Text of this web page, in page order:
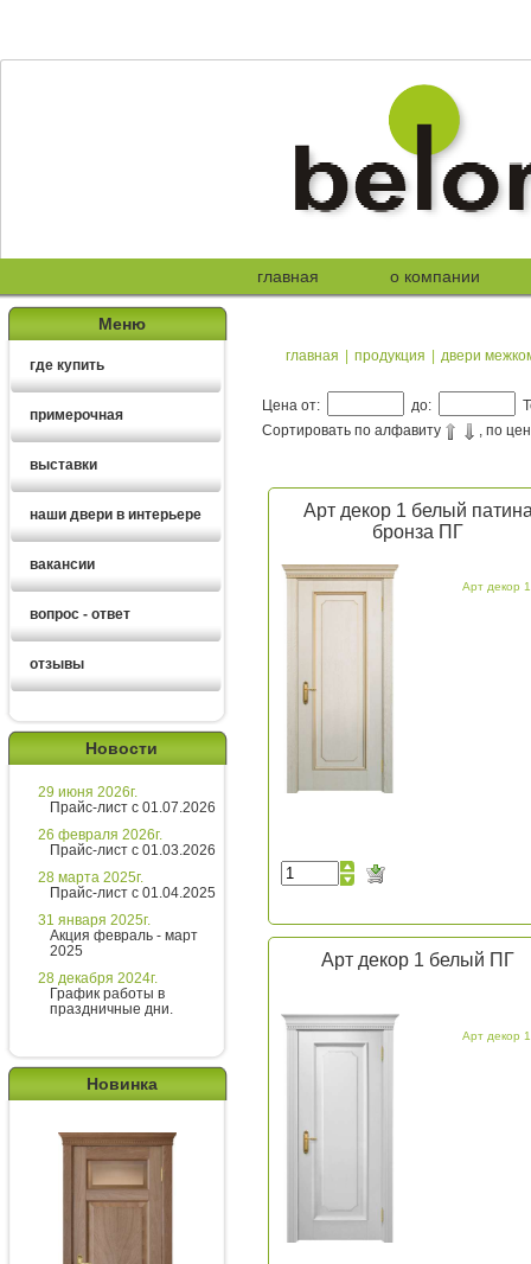
главная о компании
Меню
где купить
примерочная
выставки
наши двери в интерьере
вакансии
вопрос - ответ
отзывы
Новости
29 июня 2026г.
Прайс-лист с 01.07.2026
26 февраля 2026г.
Прайс-лист с 01.03.2026
28 марта 2025г.
Прайс-лист с 01.04.2025
31 января 2025г.
Акция февраль - март
2025
28 декабря 2024г.
График работы в
праздничные дни.
Новинка
главная | продукция | двери
Цена от: до:
Сортировать по алфавиту
, по
Арт декор 1 белый
бронза ПГ
Арт декор 1
Арт декор 1 белый ПГ
Арт декор 1
Введите сообщение
Ирина
Здравствуйте!
Хотите получить расчет
стоимости за 5 минут?
Напишите мне и я все расскажу
подробно!